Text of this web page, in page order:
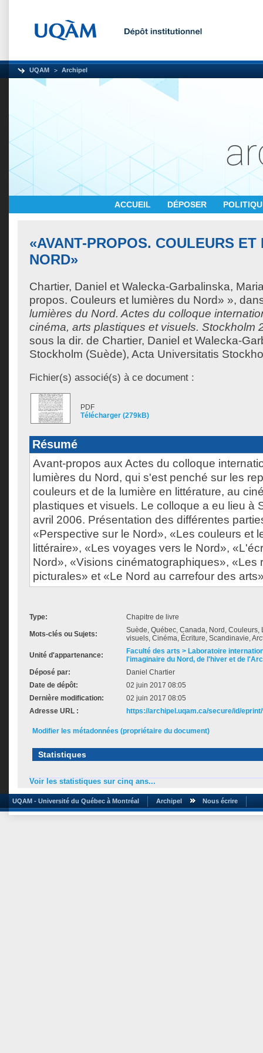
UQAM Archipel
ACCUEIL DÉPOSER
«AVANT-PROPOS. COULEURS ET
NORD»
Chartier, Daniel et Walecka-Garbalinska,
propos. Couleurs et lumières du Nord» »,
lumières du Nord. Actes du colloque
cinéma, arts plastiques et visuels. Stockholm
sous la dir. de Chartier, Daniel et Walecka-
Stockholm (Suède), Acta Universitatis
Fichier(s) associé(s) à ce document :
PDF
Télécharger (279kB)
Résumé
Avant-propos aux Actes du colloque
lumières du Nord, qui s'est penché sur les
couleurs et de la lumière en littérature, au
plastiques et visuels. Le colloque a eu lieu à
avril 2006. Présentation des différentes
«Perspective sur le Nord», «Les couleurs et
littéraire», «Les voyages vers le Nord»,
Nord», «Visions cinématographiques», «Les
picturales» et «Le Nord au carrefour des
Type: Chapitre de livre
Mots-clés ou Sujets:
Suède, Québec, Canada, Nord, Couleurs,
visuels, Cinéma, Écriture, Scandinavie,
Unité d'appartenance:
Faculté des arts > Laboratoire
l'imaginaire du Nord, de l'hiver et de
Déposé par:
Daniel Chartier
Date de dépôt:
02 juin 2017 08:05
Dernière modification:
02 juin 2017 08:05
Adresse URL :
https://archipel.uqam.ca/secure/id/
Modifier les métadonnées (propriétaire du document)
Statistiques
Voir les statistiques sur cinq ans...
UQAM - Université du Québec à Montréal Archipel Nous écrire